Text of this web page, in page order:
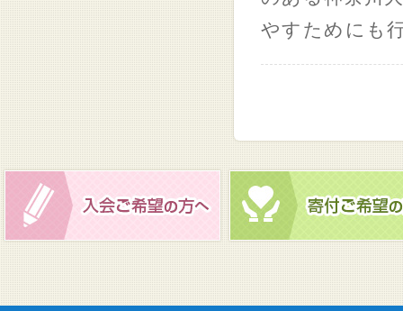
やすためにも